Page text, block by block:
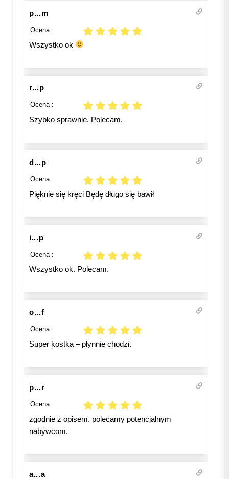
p...m
Ocena :
Wszystko ok
r...p
Ocena :
Szybko sprawnie. Polecam.
d...p
Ocena :
Pięknie się kręci Będę długo się bawił
i...p
Ocena :
Wszystko ok. Polecam.
o...f
Ocena :
Super kostka – płynnie chodzi.
p...r
Ocena :
zgodnie z opisem. polecamy potencjalnym
nabywcom.
a...a